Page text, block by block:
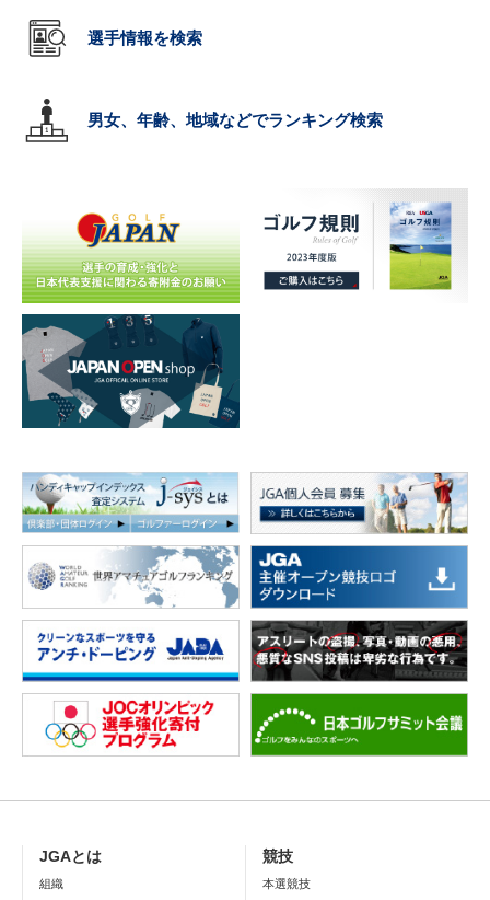
選手情報を検索
男女、年齢、地域などでランキング検索
JGAとは
組織
競技
本選競技